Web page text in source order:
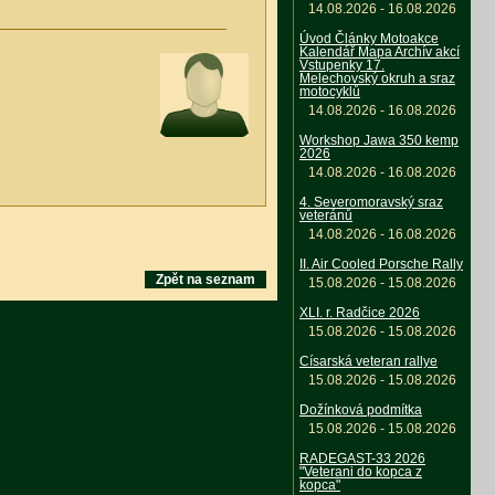
Zpět na seznam
14.08.2026 - 16.08.2026
Úvod Články Motoakce
Kalendář Mapa Archív akcí
Vstupenky 17.
Melechovský okruh a sraz
motocyklů
14.08.2026 - 16.08.2026
Workshop Jawa 350 kemp
2026
14.08.2026 - 16.08.2026
4. Severomoravský sraz
veteránů
14.08.2026 - 16.08.2026
II. Air Cooled Porsche Rally
15.08.2026 - 15.08.2026
XLI. r. Radčice 2026
15.08.2026 - 15.08.2026
Císarská veteran rallye
15.08.2026 - 15.08.2026
Dožínková podmítka
15.08.2026 - 15.08.2026
RADEGAST-33 2026
"Veterani do kopca z
kopca"